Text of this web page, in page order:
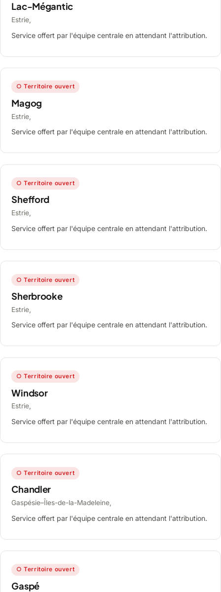
Lac-Mégantic
Estrie,
Service offert par l'équipe centrale en attendant l'attribution.
○ Territoire ouvert
Magog
Estrie,
Service offert par l'équipe centrale en attendant l'attribution.
○ Territoire ouvert
Shefford
Estrie,
Service offert par l'équipe centrale en attendant l'attribution.
○ Territoire ouvert
Sherbrooke
Estrie,
Service offert par l'équipe centrale en attendant l'attribution.
○ Territoire ouvert
Windsor
Estrie,
Service offert par l'équipe centrale en attendant l'attribution.
○ Territoire ouvert
Chandler
Gaspésie–Îles-de-la-Madeleine,
Service offert par l'équipe centrale en attendant l'attribution.
○ Territoire ouvert
Gaspé